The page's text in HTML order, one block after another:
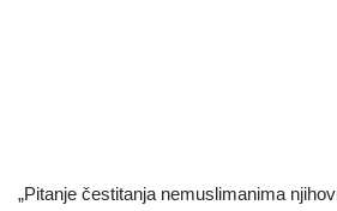
„Pitanje čestitanja nemuslimanima